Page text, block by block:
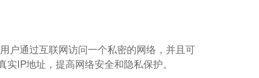
户通过互联网访问一个私密的网络，并且可
实IP地址，提高网络安全和隐私保护。